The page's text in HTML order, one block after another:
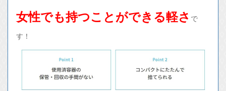
女性でも持つことができる軽さ で
す！